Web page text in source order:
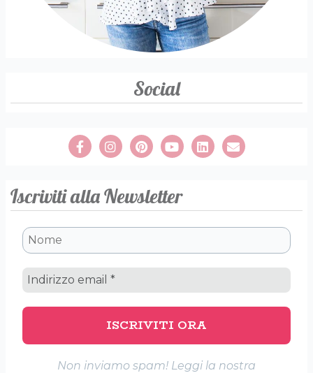
Social
Iscriviti alla Newsletter
Non inviamo spam! Leggi la nostra